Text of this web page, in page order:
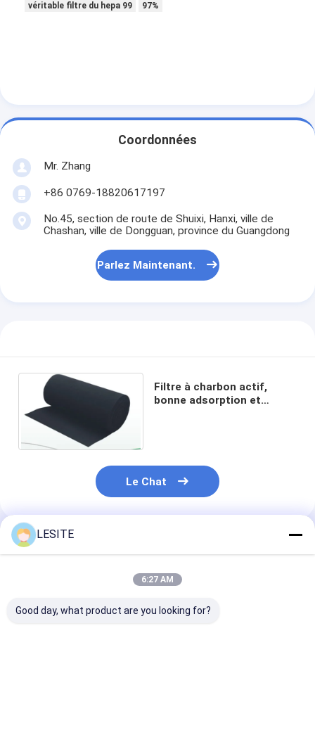
Machine de rivetage automatique
Filtres de Hepa de climatisation
Filtre à manches en aluminium
Filtre à air
Filtre à manches de Hepa
véritable filtre du hepa 99
97%
Coordonnées
Mr. Zhang
+86 0769-18820617197
No.45, section de route de Shuixi, Hanxi, ville de
Chashan, ville de Dongguan, province du Guangdong
Parlez Maintenant.
Filtre à charbon actif,
bonne adsorption et
Le Chat
Produits Recommandés
LESITE
6:27 AM
Good day, what product are you looking for?